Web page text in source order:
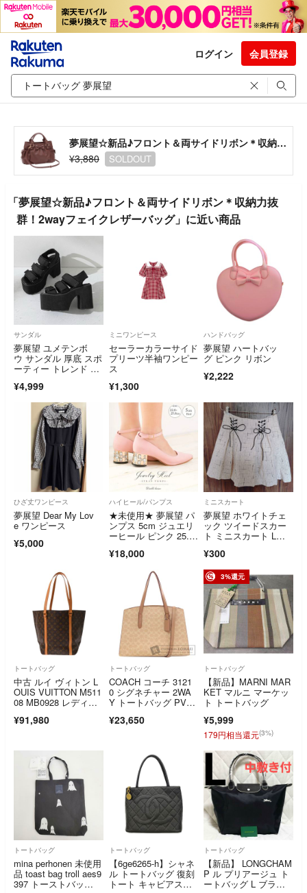
ログイン 会員登録
夢展望☆新品♪フロント＆両サイドリボン＊収納力抜群！2wayフェイクレザーバッグ
¥3,880
SOLDOUT
「夢展望☆新品♪フロント＆両サイドリボン＊収納力抜
群！2wayフェイクレザーバッグ」に近い商品
サンダル
夢展望 ユメテンボ
ウ サンダル 厚底 スポ
ーティー トレンド チ
¥4,999
ミニワンピース
セーラーカラーサイド
プリーツ半袖ワンピー
ス
¥1,300
ハンドバッグ
夢展望 ハートバッ
グ ピンク リボン
¥2,222
ひざ丈ワンピース
夢展望 Dear My Lov
e ワンピース
¥5,000
ハイヒール/パンプス
★未使用★ 夢展望 パ
ンプス 5cm ジュエリ
ーヒール ピンク 25.5
¥18,000
ミニスカート
夢展望 ホワイトチェ
ック ツイードスカー
ト ミニスカート Lサ
¥300
トートバッグ
中古 ルイ ヴィトン L
OUIS VUITTON M511
08 MB0928 レディー
グラム ブラウン モノ
¥91,980
トートバッグ
COACH コーチ 3121
0 シグネチャー 2WA
Y トートバッグ PV
¥23,650
3%還元
トートバッグ
【新品】MARNI MAR
KET マルニ マーケッ
ト トートバッグ
¥5,999
179円相当還元(3%)
トートバッグ
mina perhonen 未使用
品 toast bag troll aes9
397 トーストバッ
トートバッグ
【6ge6265-h】シャネ
ル トートバッグ 復刻
トート キャビアスキ
トートバッグ
【新品】 LONGCHAM
P ル プリアージュ ト
ートバッグ L ブラッ